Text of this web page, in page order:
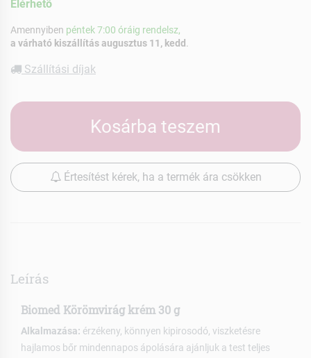
Elérhetõ
Amennyiben péntek 7:00 óráig rendelsz,
a várható kiszállítás augusztus 11, kedd
Szállítási díjak
Kosárba teszem
Értesítést kérek, ha a termék ára csökken
Leírás
Biomed Körömvirág krém 30 g
Alkalmazása: érzékeny, könnyen kipirosodó, viszketésre
hajlamos bőr mindennapos ápolására ajánljuk a test teljes